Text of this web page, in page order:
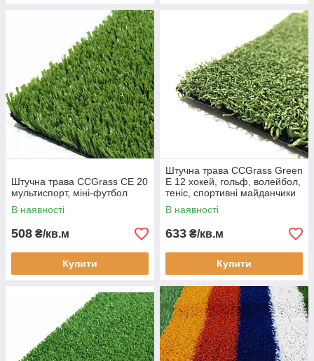
Штучна трава CCGrass СЕ 20
мультиспорт, міні-футбол
В наявності
508 ₴/кв.м
Купити
Штучна трава CCGrass Green
E 12 хокей, гольф, волейбол,
теніс, спортивні майданчики
В наявності
633 ₴/кв.м
Купити